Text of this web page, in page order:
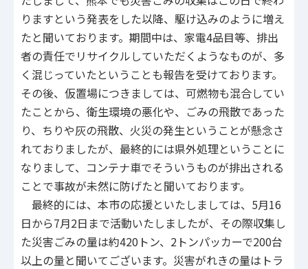
りますという発表をした以降、駆け込みのように増え
たと聞いております。期間中は、家電4品目等、排出
者の責任でリサイクルしていただくようなものが、多
く混じっていたということも報告を受けております。
その後、仮置場につきましては、可燃物も混合してい
たことから、衛生環境の悪化や、ごみの飛散であった
り、ちりや灰の飛散、火災の発生ということが懸念さ
れておりましたが、最終的には県外処理ということに
なりまして、コンテナ車でそういうものが排出される
ことで事故が未然に防げたと聞いております。
最終的には、本市の応援といたしましては、5月16
日から7月2日まで活動いたしましたが、その際収集し
た災害ごみの量は約420トン、2トンパッカーで200台
以上の量と聞いてございます。災害がれきの量はトラ